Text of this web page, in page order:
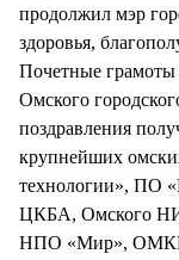
продолжил мэр
здоровья,
Почетные
Омского
поздравления
крупнейших
технологии», ПО
ЦКБА, Омского
НПО «Мир», ОМКБ,